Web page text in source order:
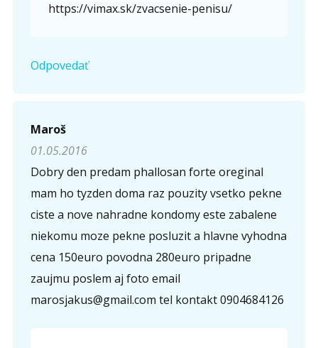
https://vimax.sk/zvacsenie-penisu/
Odpovedať
Maroš
01.05.2016
Dobry den predam phallosan forte oreginal
mam ho tyzden doma raz pouzity vsetko pekne
ciste a nove nahradne kondomy este zabalene
niekomu moze pekne posluzit a hlavne vyhodna
cena 150euro povodna 280euro pripadne
zaujmu poslem aj foto email
marosjakus@gmail.com tel kontakt 0904684126